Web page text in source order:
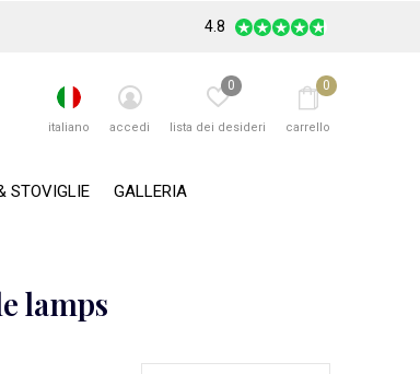
STOVIGLIE GALLERIA
italiano accedi lista dei desideri
0
carrello
0
4.8
lamps